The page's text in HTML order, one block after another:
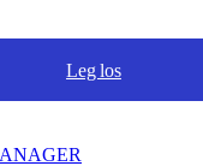
Leg los